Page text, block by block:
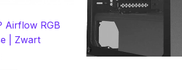
Airflow RGB
| Zwart